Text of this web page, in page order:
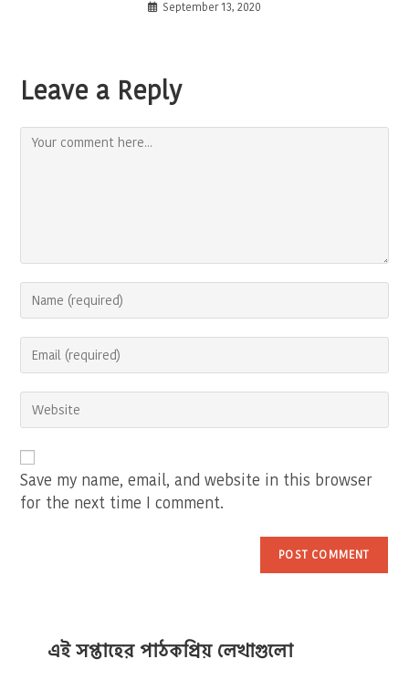
September 13, 2020
Leave a Reply
Comment
your
username
comment
your
address
your
(optional)
Save my name, email, and website in this browser
for the next time I comment.
এই সপ্তাহের পাঠকপ্রিয় লেখাগুলো